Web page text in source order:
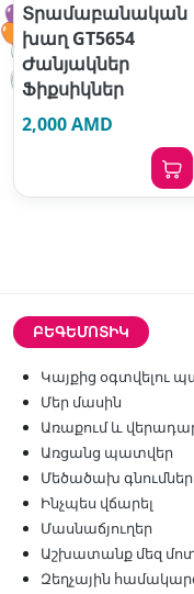
Տրամաբանական
խաղ GT5654
Ժանյակներ
Ֆիքսիկներ
2,000 AMD
ԲԵԳԵՄՈՏԻԿ
Կայքից օգտվելու
Մեր մասին
Առաքում և
Առցանց պատվեր
Մեծածախ գնումներ
Ինչպես վճարել
Մասնաճյուղեր
Աշխատանք մեզ
Զեղչային